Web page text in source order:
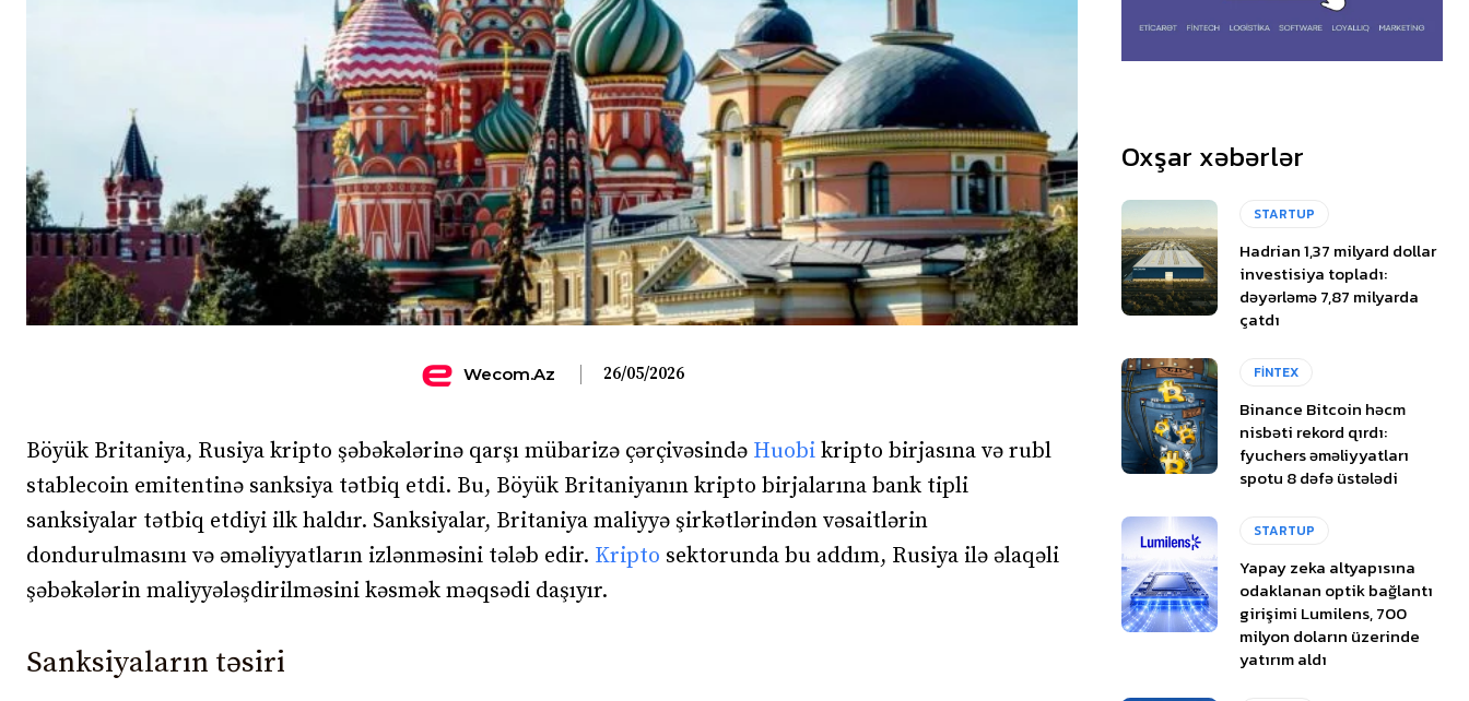
Wecom.az 26/05/2026
Böyük Britaniya, Rusiya kripto şəbəkələrinə qarşı mübarizə çərçivəsində Huobi kripto birjasına və rubl
stablecoin emitentinə sanksiya tətbiq etdi. Bu, Böyük Britaniyanın kripto birjalarına bank tipli
sanksiyalar tətbiq etdiyi ilk haldır. Sanksiyalar, Britaniya maliyyə şirkətlərindən vəsaitlərin
dondurulmasını və əməliyyatların izlənməsini tələb edir. Kripto sektorunda bu addım, Rusiya ilə əlaqəli
şəbəkələrin maliyyələşdirilməsini kəsmək məqsədi daşıyır.
Sanksiyaların təsiri
Oxşar xəbərlər
STARTUP
Hadrian 1,37 milyard dollar
investisiya topladı:
dəyərləmə 7,87 milyarda
çatdı
FİNTEX
Binance Bitcoin həcm
nisbəti rekord qırdı:
fyuchers əməliyyatları
spotu 8 dəfə üstələdi
STARTUP
Yapay zeka altyapısına
odaklanan optik bağlantı
girişimi Lumilens, 700
milyon doların üzerinde
yatırım aldı